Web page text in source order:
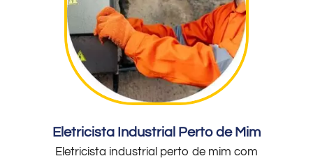
Eletricista Industrial Perto de Mim
Eletricista industrial perto de mim com